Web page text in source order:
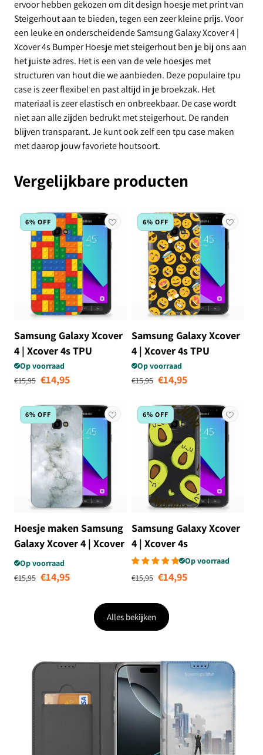
ervoor hebben gekozen om dit design hoesje met print van
Steigerhout aan te bieden, tegen een zeer kleine prijs. Voor
een leuke en onderscheidende Samsung Galaxy Xcover 4 |
Xcover 4s Bumper Hoesje met steigerhout ben je bij ons aan
het juiste adres. Het is een van de vele hoesjes met
structuren van hout die we aanbieden. Deze populaire tpu
case is zeer flexibel en past altijd in je broekzak. Het
materiaal is zeer elastisch en onbreekbaar. De case wordt
niet aan alle zijden bedrukt met steigerhout. De randen
blijven transparant. Je kunt ook zelf een tpu case maken
met daarop jouw favoriete houtsoort.
Vergelijkbare producten
6% OFF
Samsung Galaxy Xcover
4 | Xcover 4s TPU
bumper Blokken
Op voorraad
Normale prijs
€15,95 Aanbiedingsprijs
€14,95
6% OFF
Samsung Galaxy Xcover
4 | Xcover 4s TPU
bumper Emoji
Op voorraad
Normale prijs
€15,95 €14,95
6% OFF
Hoesje maken Samsung
Galaxy Xcover 4 | Xcover
4s Painting Grey
Op voorraad
Normale prijs
€15,95 Aanbiedingsprijs
€14,95
6% OFF
Samsung Galaxy Xcover
4 | Xcover 4s
Telefoonhoesje met
Naam Avocado Singing
Op voorraad
Normale prijs
€15,95 €14,95
Alles bekijken